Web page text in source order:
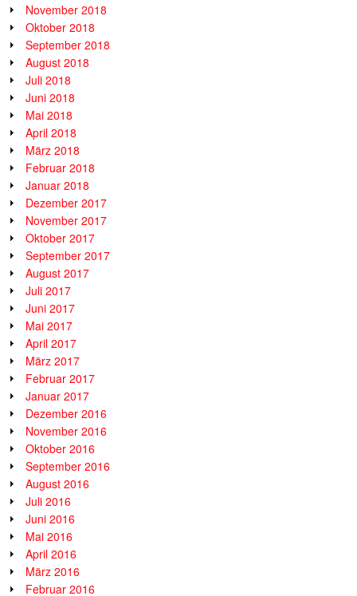
November 2018
Oktober 2018
September 2018
August 2018
Juli 2018
Juni 2018
Mai 2018
April 2018
März 2018
Februar 2018
Januar 2018
Dezember 2017
November 2017
Oktober 2017
September 2017
August 2017
Juli 2017
Juni 2017
Mai 2017
April 2017
März 2017
Februar 2017
Januar 2017
Dezember 2016
November 2016
Oktober 2016
September 2016
August 2016
Juli 2016
Juni 2016
Mai 2016
April 2016
März 2016
Februar 2016